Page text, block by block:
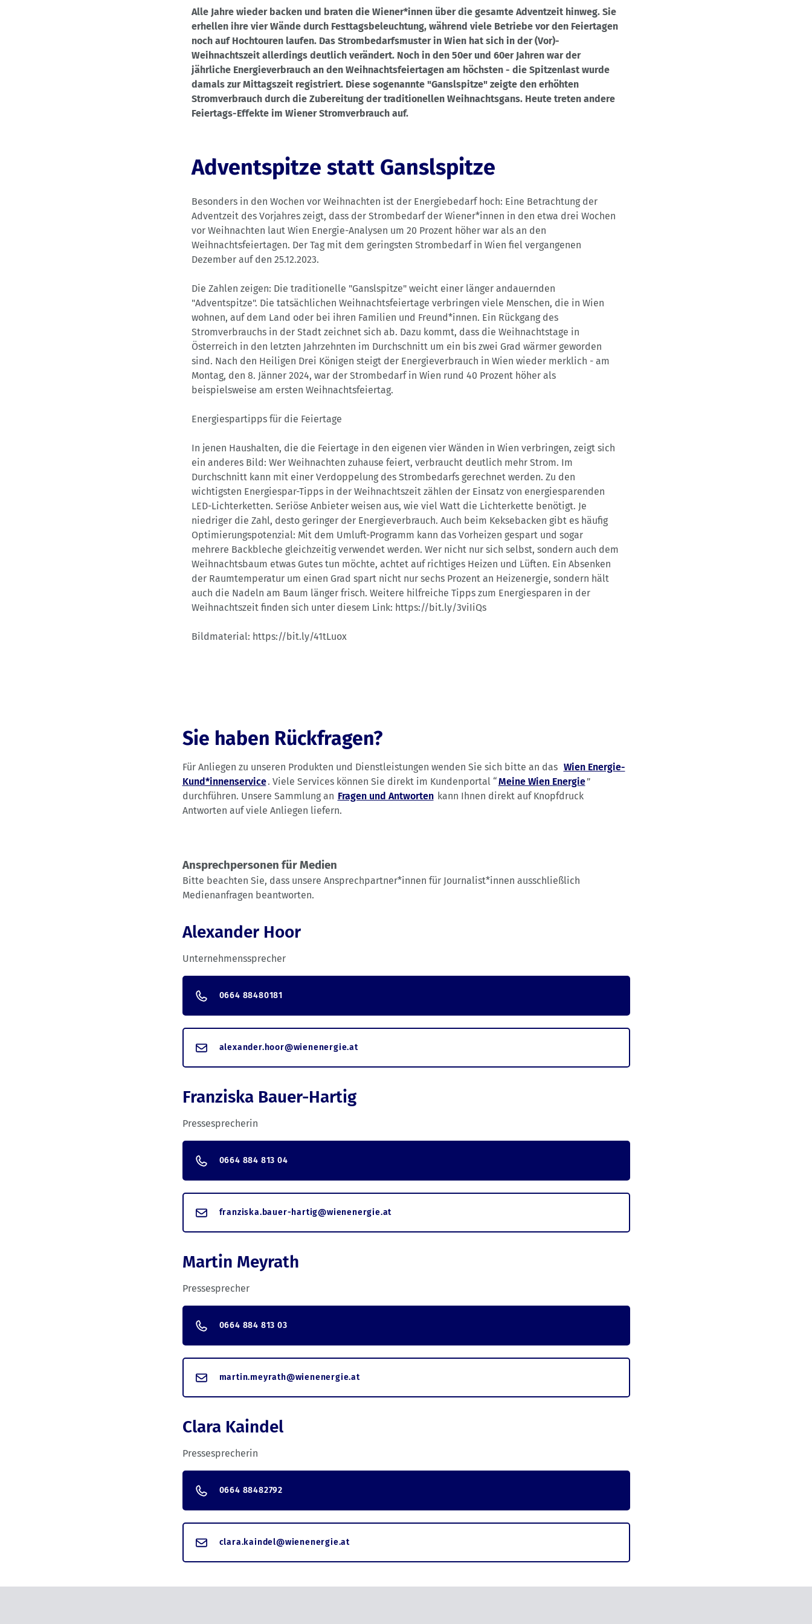
Alle Jahre wieder backen und braten die Wiener*innen über die gesamte Adventzeit hinweg. Sie
erhellen ihre vier Wände durch Festtagsbeleuchtung, während viele Betriebe vor den Feiertagen
noch auf Hochtouren laufen. Das Strombedarfsmuster in Wien hat sich in der (Vor)-
Weihnachtszeit allerdings deutlich verändert. Noch in den 50er und 60er Jahren war der
jährliche Energieverbrauch an den Weihnachtsfeiertagen am höchsten - die Spitzenlast wurde
damals zur Mittagszeit registriert. Diese sogenannte "Ganslspitze" zeigte den erhöhten
Stromverbrauch durch die Zubereitung der traditionellen Weihnachtsgans. Heute treten andere
Feiertags-Effekte im Wiener Stromverbrauch auf.
Adventspitze statt Ganslspitze
Besonders in den Wochen vor Weihnachten ist der Energiebedarf hoch: Eine Betrachtung der
Adventzeit des Vorjahres zeigt, dass der Strombedarf der Wiener*innen in den etwa drei Wochen
vor Weihnachten laut Wien Energie-Analysen um 20 Prozent höher war als an den
Weihnachtsfeiertagen. Der Tag mit dem geringsten Strombedarf in Wien fiel vergangenen
Dezember auf den 25.12.2023.
Die Zahlen zeigen: Die traditionelle "Ganslspitze" weicht einer länger andauernden
"Adventspitze". Die tatsächlichen Weihnachtsfeiertage verbringen viele Menschen, die in Wien
wohnen, auf dem Land oder bei ihren Familien und Freund*innen. Ein Rückgang des
Stromverbrauchs in der Stadt zeichnet sich ab. Dazu kommt, dass die Weihnachtstage in
Österreich in den letzten Jahrzehnten im Durchschnitt um ein bis zwei Grad wärmer geworden
sind. Nach den Heiligen Drei Königen steigt der Energieverbrauch in Wien wieder merklich - am
Montag, den 8. Jänner 2024, war der Strombedarf in Wien rund 40 Prozent höher als
beispielsweise am ersten Weihnachtsfeiertag.
Energiespartipps für die Feiertage
In jenen Haushalten, die die Feiertage in den eigenen vier Wänden in Wien verbringen, zeigt sich
ein anderes Bild: Wer Weihnachten zuhause feiert, verbraucht deutlich mehr Strom. Im
Durchschnitt kann mit einer Verdoppelung des Strombedarfs gerechnet werden. Zu den
wichtigsten Energiespar-Tipps in der Weihnachtszeit zählen der Einsatz von energiesparenden
LED-Lichterketten. Seriöse Anbieter weisen aus, wie viel Watt die Lichterkette benötigt. Je
niedriger die Zahl, desto geringer der Energieverbrauch. Auch beim Keksebacken gibt es häufig
Optimierungspotenzial: Mit dem Umluft-Programm kann das Vorheizen gespart und sogar
mehrere Backbleche gleichzeitig verwendet werden. Wer nicht nur sich selbst, sondern auch dem
Weihnachtsbaum etwas Gutes tun möchte, achtet auf richtiges Heizen und Lüften. Ein Absenken
der Raumtemperatur um einen Grad spart nicht nur sechs Prozent an Heizenergie, sondern hält
auch die Nadeln am Baum länger frisch. Weitere hilfreiche Tipps zum Energiesparen in der
Weihnachtszeit finden sich unter diesem Link: https://bit.ly/3viIiQs
Bildmaterial: https://bit.ly/41tLuox
Sie haben Rückfragen?
Für Anliegen zu unseren Produkten und Dienstleistungen wenden Sie sich bitte an das Wien Energie-
Kund*innenservice. Viele Services können Sie direkt im Kundenportal “Meine Wien Energie”
durchführen. Unsere Sammlung an Fragen und Antworten kann Ihnen direkt auf Knopfdruck
Antworten auf viele Anliegen liefern.
Ansprechpersonen für Medien
Bitte beachten Sie, dass unsere Ansprechpartner*innen für Journalist*innen ausschließlich
Medienanfragen beantworten.
Alexander Hoor
Unternehmenssprecher
0664 88480181
alexander.hoor@wienenergie.at
Franziska Bauer-Hartig
Pressesprecherin
0664 884 813 04
franziska.bauer-hartig@wienenergie.at
Martin Meyrath
Pressesprecher
0664 884 813 03
martin.meyrath@wienenergie.at
Clara Kaindel
Pressesprecherin
0664 88482792
clara.kaindel@wienenergie.at